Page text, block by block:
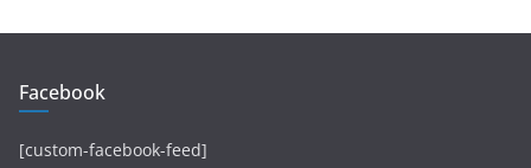
Facebook
[custom-facebook-feed]